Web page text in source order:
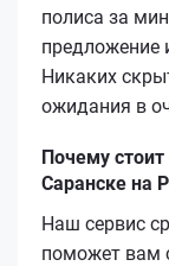
полиса за
предложение
Никаких
ожидания в
Почему
Саранске на
Наш сервис
поможет вам